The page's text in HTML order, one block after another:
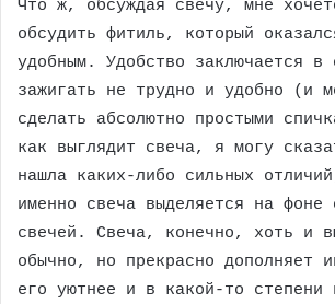
Что ж, обсуждая свечу, мне
обсудить фитиль, который
удобным. Удобство заключается в
зажигать не трудно и удобно (и
сделать абсолютно простыми
как выглядит свеча, я могу
нашла каких-либо сильных
именно свеча выделяется на фоне
свечей. Свеча, конечно, хоть и
обычно, но прекрасно дополняет
его уютнее и в какой-то степени